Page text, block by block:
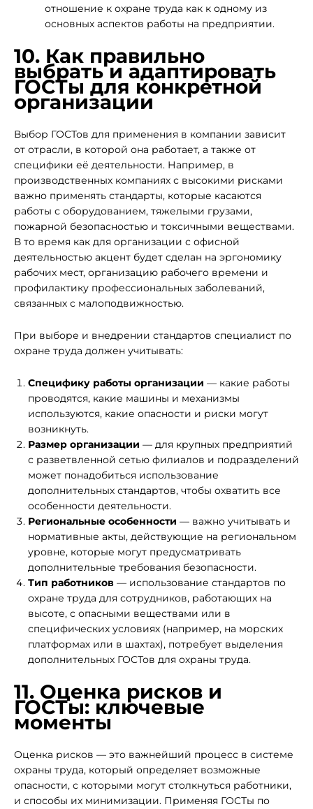
отношение к охране труда как к одному из
основных аспектов работы на предприятии.
10. Как правильно
выбрать и адаптировать
ГОСТы для конкретной
организации
Выбор ГОСТов для применения в компании зависит
от отрасли, в которой она работает, а также от
специфики её деятельности. Например, в
производственных компаниях с высокими рисками
важно применять стандарты, которые касаются
работы с оборудованием, тяжелыми грузами,
пожарной безопасностью и токсичными веществами.
В то время как для организации с офисной
деятельностью акцент будет сделан на эргономику
рабочих мест, организацию рабочего времени и
профилактику профессиональных заболеваний,
связанных с малоподвижностью.
При выборе и внедрении стандартов специалист по
охране труда должен учитывать:
Специфику работы организации — какие работы
проводятся, какие машины и механизмы
используются, какие опасности и риски могут
возникнуть.
Размер организации — для крупных предприятий
с разветвленной сетью филиалов и подразделений
может понадобиться использование
дополнительных стандартов, чтобы охватить все
особенности деятельности.
Региональные особенности — важно учитывать и
нормативные акты, действующие на региональном
уровне, которые могут предусматривать
дополнительные требования безопасности.
Тип работников — использование стандартов по
охране труда для сотрудников, работающих на
высоте, с опасными веществами или в
специфических условиях (например, на морских
платформах или в шахтах), потребует выделения
дополнительных ГОСТов для охраны труда.
11. Оценка рисков и
ГОСТы: ключевые
моменты
Оценка рисков — это важнейший процесс в системе
охраны труда, который определяет возможные
опасности, с которыми могут столкнуться работники,
и способы их минимизации. Применяя ГОСТы по